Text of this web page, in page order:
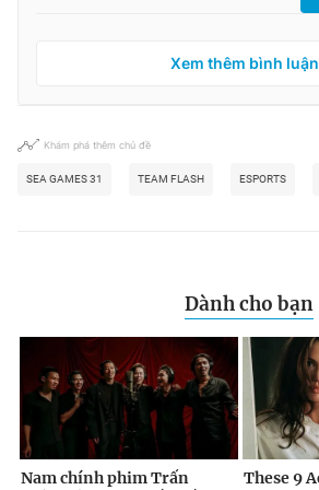
Xem thêm bình luận
Khám phá thêm chủ đề
SEA GAMES 31 TEAM FLASH ESPORTS